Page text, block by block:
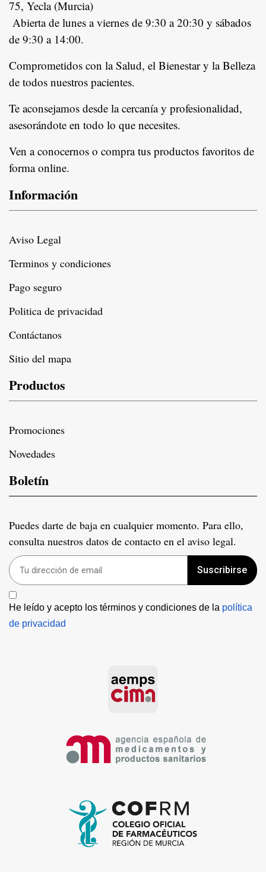
75, Yecla (Murcia)
Abierta de lunes a viernes de 9:30 a 20:30 y sábados
de 9:30 a 14:00.
Comprometidos con la Salud, el Bienestar y la Belleza
de todos nuestros pacientes.
Te aconsejamos desde la cercanía y profesionalidad,
asesorándote en todo lo que necesites.
Ven a conocernos o compra tus productos favoritos de
forma online.
Información
Aviso Legal
Terminos y condiciones
Pago seguro
Politica de privacidad
Contáctanos
Sitio del mapa
Productos
Promociones
Novedades
Boletín
Puedes darte de baja en cualquier momento. Para ello,
consulta nuestros datos de contacto en el aviso legal.
Suscribirse
He leído y acepto los términos y condiciones de la política
de privacidad